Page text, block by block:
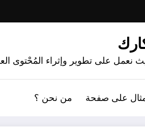
نعمل على تطوير وإثراء المُحْتوى
على صفحة من نحن ؟